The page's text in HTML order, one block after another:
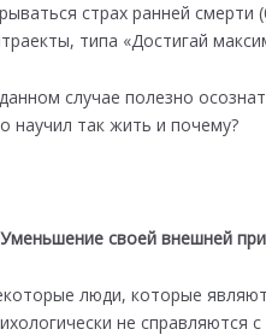
страх ранней
типа «Достигай
случае полезно
научил так жить и почему?
Уменьшение своей внешней
люди, которые
не справляются